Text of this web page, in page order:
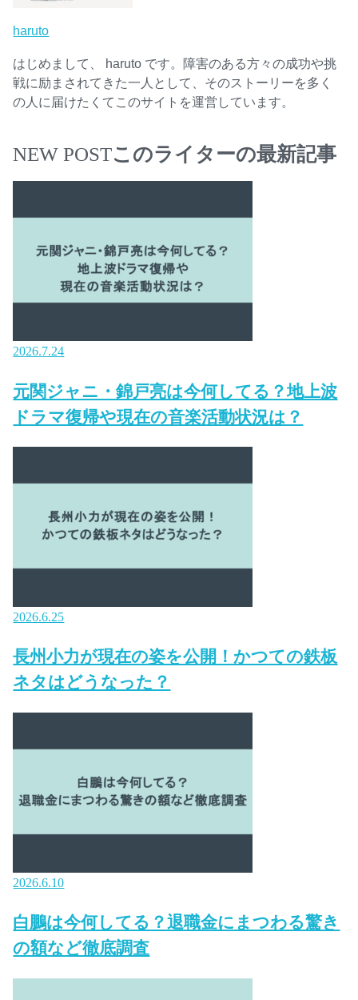
haruto
はじめまして、 haruto です。障害のある方々の成功や挑
戦に励まされてきた一人として、そのストーリーを多く
の人に届けたくてこのサイトを運営しています。
NEW POSTこのライターの最新記事
2026.7.24
元関ジャニ・錦戸亮は今何してる？地上波
ドラマ復帰や現在の音楽活動状況は？
2026.6.25
長州小力が現在の姿を公開！かつての鉄板
ネタはどうなった？
2026.6.10
白鵬は今何してる？退職金にまつわる驚き
の額など徹底調査